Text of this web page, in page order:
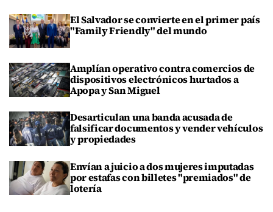
El Salvador se convierte en el primer país
"Family Friendly" del mundo
Amplían operativo contra comercios de
dispositivos electrónicos hurtados a
Apopa y San Miguel
Desarticulan una banda acusada de
falsificar documentos y vender vehículos
y propiedades
Envían a juicio a dos mujeres imputadas
por estafas con billetes "premiados" de
lotería